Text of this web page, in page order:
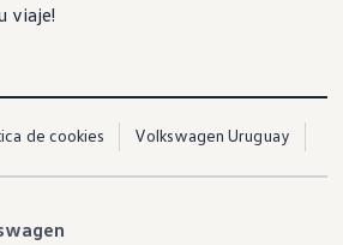
viaje!
de cookies Volkswagen Uruguay